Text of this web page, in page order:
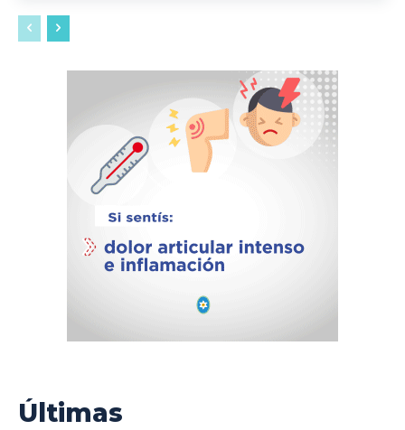
Últimas